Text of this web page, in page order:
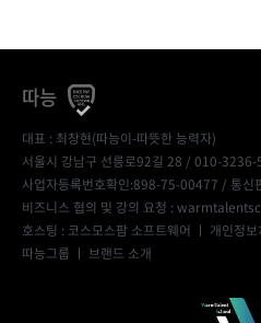
따능
대표 : 최창현(따능이-따뜻한 능력자)
서울시 강남구 선릉로92길 28 / 010-
사업자등록번호확인:898-75-00477 / 통신
비즈니스 협의 및 강의 요청 :
호스팅 : 코스모스팜 소프트웨어 ㅣ 개인정
따능그룹 ㅣ 브랜드 소개